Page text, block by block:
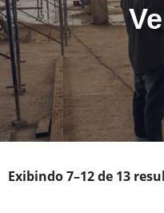
Exibindo 7–12 de 13